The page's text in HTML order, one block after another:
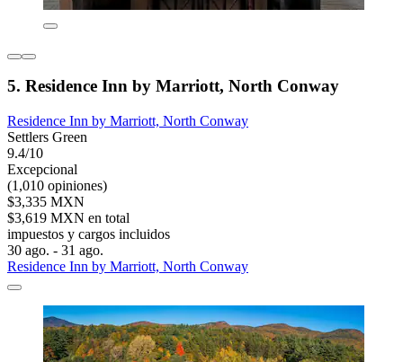
5. Residence Inn by Marriott, North Conway
Residence Inn by Marriott, North Conway
Settlers Green
9.4/10
Excepcional
(1,010 opiniones)
$3,335 MXN
$3,619 MXN en total
impuestos y cargos incluidos
30 ago. - 31 ago.
Residence Inn by Marriott, North Conway